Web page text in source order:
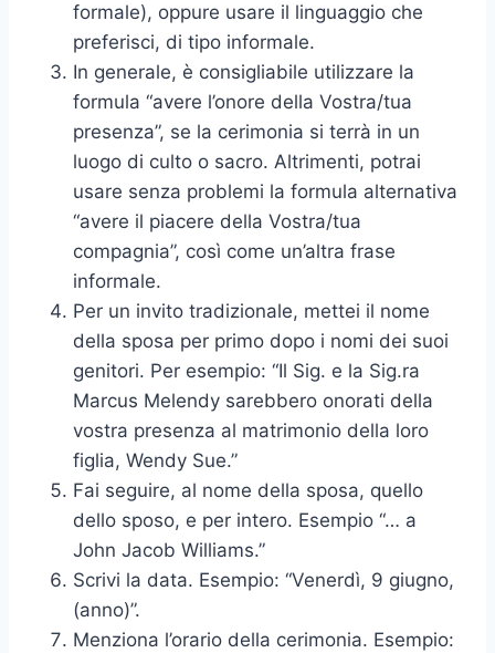
formale), oppure usare il linguaggio che
preferisci, di tipo informale.
In generale, è consigliabile utilizzare la
formula “avere l’onore della Vostra/tua
presenza”, se la cerimonia si terrà in un
luogo di culto o sacro. Altrimenti, potrai
usare senza problemi la formula alternativa
“avere il piacere della Vostra/tua
compagnia”, così come un’altra frase
informale.
Per un invito tradizionale, mettei il nome
della sposa per primo dopo i nomi dei suoi
genitori. Per esempio: “Il Sig. e la Sig.ra
Marcus Melendy sarebbero onorati della
vostra presenza al matrimonio della loro
figlia, Wendy Sue.”
Fai seguire, al nome della sposa, quello
dello sposo, e per intero. Esempio “… a
John Jacob Williams.”
Scrivi la data. Esempio: “Venerdì, 9 giugno,
(anno)”.
Menziona l’orario della cerimonia. Esempio: